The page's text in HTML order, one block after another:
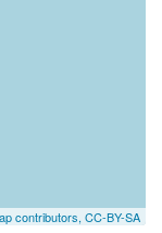
contributors, CC-BY-SA